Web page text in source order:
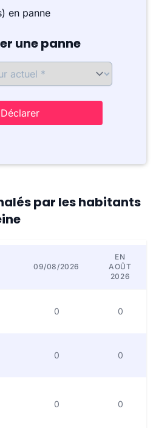
en panne
une panne
Déclarer
par les habitants
09/08/2026
EN
AOÛT
2026
0 0
0 0
0 0